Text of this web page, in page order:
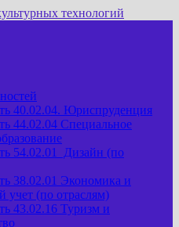
40.02.04. Юриспруденция
44.02.04 Специальное
54.02.01 Дизайн (по
38.02.01 Экономика и
учет (по отраслям)
43.02.16 Туризм и